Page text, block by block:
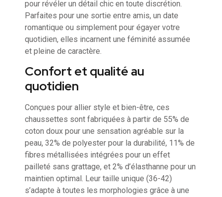
pour révéler un détail chic en toute discrétion.
Parfaites pour une sortie entre amis, un date
romantique ou simplement pour égayer votre
quotidien, elles incarnent une féminité assumée
et pleine de caractère.
Confort et qualité au
quotidien
Conçues pour allier style et bien-être, ces
chaussettes sont fabriquées à partir de 55% de
coton doux pour une sensation agréable sur la
peau, 32% de polyester pour la durabilité, 11% de
fibres métallisées intégrées pour un effet
pailleté sans grattage, et 2% d’élasthanne pour un
maintien optimal. Leur taille unique (36-42)
s’adapte à toutes les morphologies grâce à une